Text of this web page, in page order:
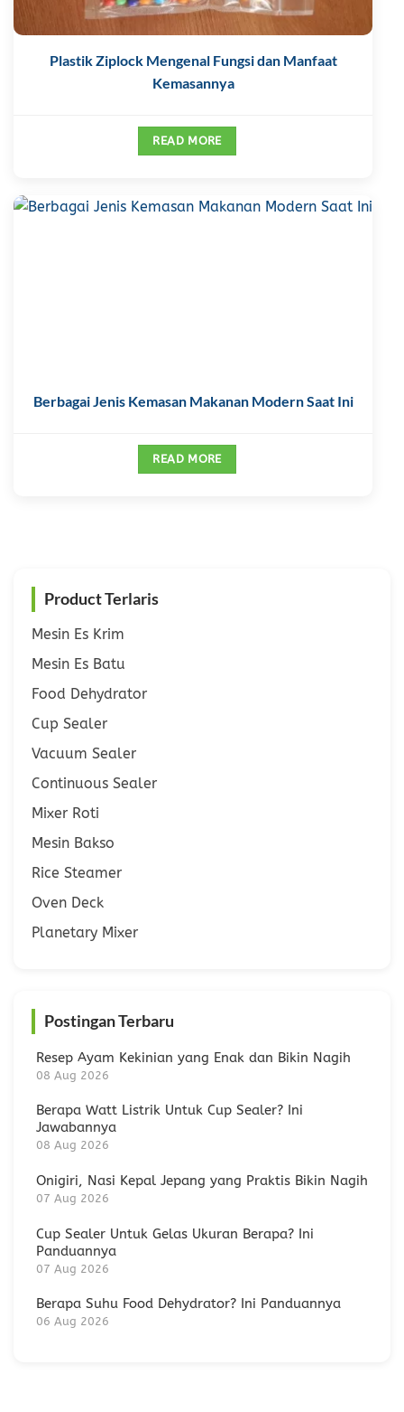
Plastik Ziplock Mengenal Fungsi dan Manfaat
Kemasannya
READ MORE
Berbagai Jenis Kemasan Makanan Modern Saat Ini
READ MORE
Product Terlaris
Mesin Es Krim
Mesin Es Batu
Food Dehydrator
Cup Sealer
Vacuum Sealer
Continuous Sealer
Mixer Roti
Mesin Bakso
Rice Steamer
Oven Deck
Planetary Mixer
Postingan Terbaru
Resep Ayam Kekinian yang Enak dan Bikin Nagih
08 Aug 2026
Berapa Watt Listrik Untuk Cup Sealer? Ini
Jawabannya
08 Aug 2026
Onigiri, Nasi Kepal Jepang yang Praktis Bikin Nagih
07 Aug 2026
Cup Sealer Untuk Gelas Ukuran Berapa? Ini
Panduannya
07 Aug 2026
Berapa Suhu Food Dehydrator? Ini Panduannya
06 Aug 2026